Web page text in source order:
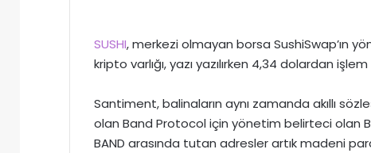
SUSHI, merkezi olmayan borsa SushiSwap’ın
kripto varlığı, yazı yazılırken 4,34 dolardan
Santiment, balinaların aynı zamanda akıllı
olan Band Protocol için yönetim belirteci olan
BAND arasında tutan adresler artık madeni